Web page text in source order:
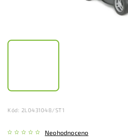
Kód: 2L0431048/ST1
Neohodnoceno